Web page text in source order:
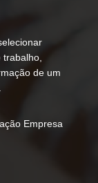
de um
Empresa